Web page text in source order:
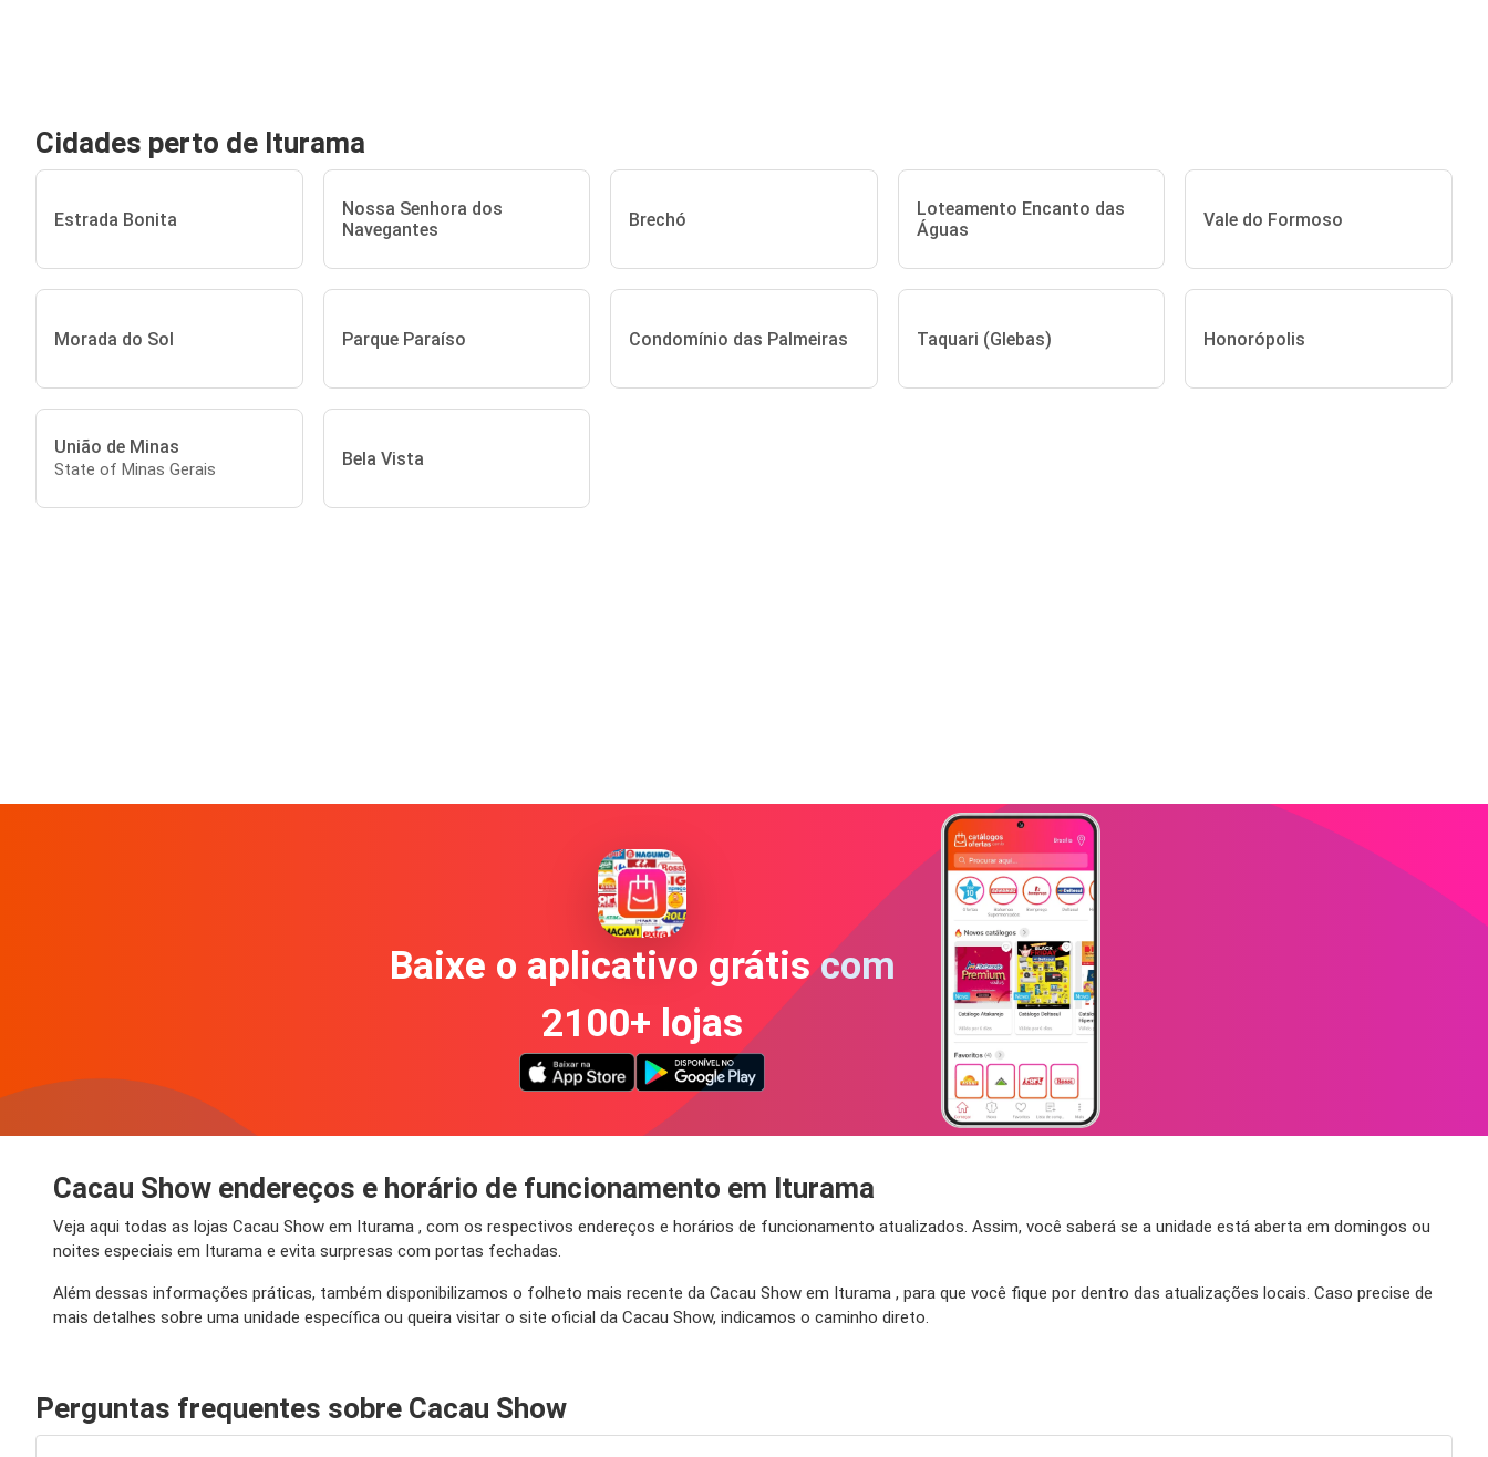
Cidades perto de Iturama
Estrada Bonita
Nossa Senhora dos
Navegantes
Brechó
Loteamento Encanto das
Águas
Vale do Formoso
Morada do Sol Parque Paraíso Condomínio das Palmeiras Taquari (Glebas) Honorópolis
União de Minas
State of Minas Gerais Bela Vista
Baixe o aplicativo grátis com
2100+ lojas
Cacau Show endereços e horário de funcionamento em Iturama
Veja aqui todas as lojas Cacau Show em Iturama , com os respectivos endereços e horários de funcionamento atualizados. Assim, você saberá se a unidade está aberta em domingos ou
noites especiais em Iturama e evita surpresas com portas fechadas.
Além dessas informações práticas, também disponibilizamos o folheto mais recente da Cacau Show em Iturama , para que você fique por dentro das atualizações locais. Caso precise de
mais detalhes sobre uma unidade específica ou queira visitar o site oficial da Cacau Show, indicamos o caminho direto.
Perguntas frequentes sobre Cacau Show